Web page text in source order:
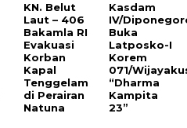
KN. Belut
Laut – 406
Bakamla RI
Evakuasi
Korban
Kapal
Tenggelam
di Perairan
Natuna
Kasdam
IV/
Buka
Latposko-I
Korem
071/
“Dharma
Kampita
23”